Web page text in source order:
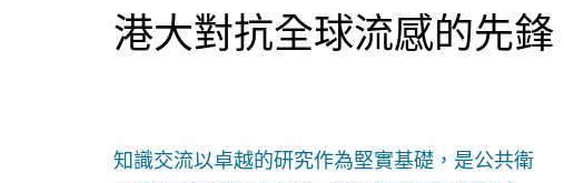
港大對抗全球流感的先鋒
知識交流以卓越的研究作為堅實基礎，是公共衛